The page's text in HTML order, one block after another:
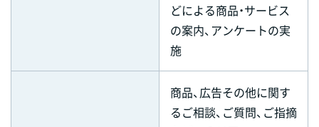
どによる商品・サービス
の案内、アンケートの実
施
商品、広告その他に関す
るご相談、ご質問、ご指摘